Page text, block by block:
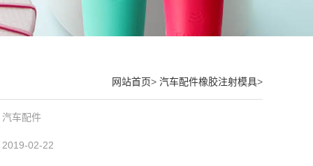
网站首页> 汽车配件橡胶注射模具>
汽车配件
2019-02-22